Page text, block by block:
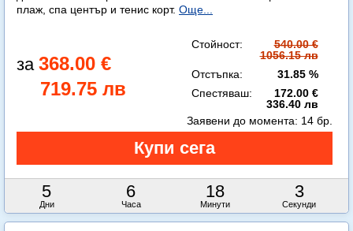
плаж, спа център и тенис корт. Още...
368.00 €
719.75 лв
Стойност:
540.00 €
1056.15 лв
Отстъпка:
31.85 %
Спестяваш:
172.00 €
336.40 лв
5
Дни
6
Часа
18
Минути
0
Секунди
Заявени до момента: 14 бр.